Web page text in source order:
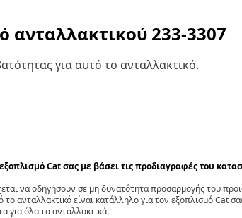
ανταλλακτικού 233-3307
για αυτό το ανταλλακτικό.
Cat σας με βάσει τις προδιαγραφές του
να οδηγήσουν σε μη δυνατότητα προσαρμογής του
ανταλλακτικό είναι κατάλληλο για τον εξοπλισμό Cat
για όλα τα ανταλλακτικά.